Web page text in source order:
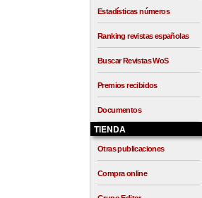
Estadísticas números
Ranking revistas españolas
Buscar Revistas WoS
Premios recibidos
Documentos
TIENDA
Otras publicaciones
Compra online